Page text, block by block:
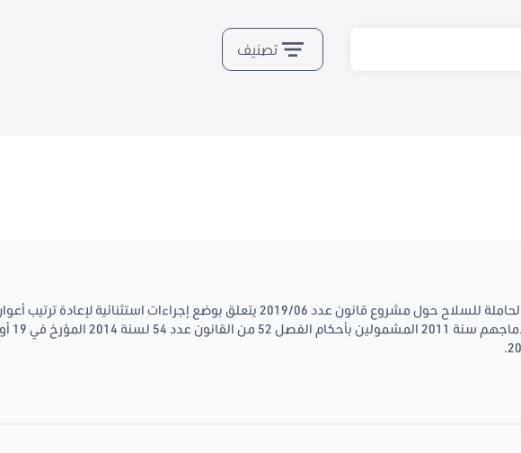
تصنيف
تقرير لجنة تنظيم الإدارة و شؤون القوات الحاملة للسلاح حول مشروع قانون عدد 2019/06 يتعلق بوضع إجراءات